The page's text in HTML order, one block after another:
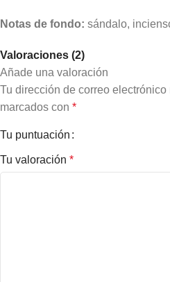
Notas de fondo: sándalo,
Valoraciones (2)
Añade una valoración
Tu dirección de correo
marcados con *
Tu puntuación
Tu valoración *